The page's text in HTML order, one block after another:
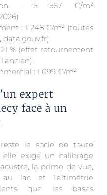
: 5 567 €/m²
: 1 248 €/m² (toutes
% (effet retournement
: 1 099 €/m²
expert
face à un
le socle de toute
elle exige un calibrage
la prime de vue,
au lac et l’altimétrie
que les bases